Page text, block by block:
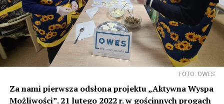
FOTO: OWES
Za nami pierwsza odsłona projektu „Aktywna Wyspa
Możliwości”. 21 lutego 2022 r. w gościnnych progach